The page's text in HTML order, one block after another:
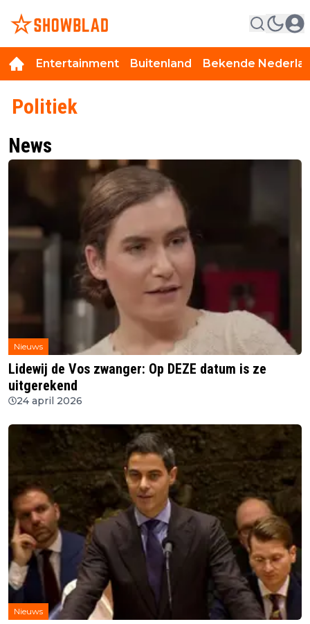
Entertainment Buitenland Bekende
Politiek
News
Nieuws
Lidewij de Vos zwanger: Op DEZE datum is ze
uitgerekend
24 april 2026
Nieuws